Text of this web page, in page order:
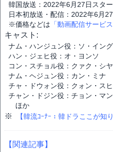
韓国放送：2022年6月27日スタ
日本初放送・配信：2022年6月
※価格などは 「動画配信サービ
キャスト:
ナム・ハンジュン役：ソ・イン
ハン・ジェヒ役：オ・ヨンソ
コン・スチョル役：クァク・シ
ナム・ヘジュン役：カン・ミナ
チャ・ドウォン役：クォン・ス
チャン・ドジン役：チョン・マ
ほか
※ 【韓流ｺｰﾅｰ：韓ドラここが知
【関連記事】